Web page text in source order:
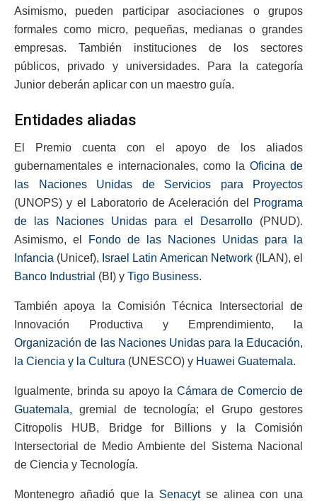
Asimismo, pueden participar asociaciones o grupos
formales como micro, pequeñas, medianas o grandes
empresas. También instituciones de los sectores
públicos, privado y universidades. Para la categoría
Junior deberán aplicar con un maestro guía.
Entidades aliadas
El Premio cuenta con el apoyo de los aliados
gubernamentales e internacionales, como la Oficina de
las Naciones Unidas de Servicios para Proyectos
(UNOPS) y el Laboratorio de Aceleración del
Programa
de las Naciones Unidas para el Desarrollo (PNUD).
Asimismo, el
Fondo de las Naciones Unidas para la
Infancia (Unicef), Israel Latin American Network(ILAN), el
Banco Industrial (BI) y Tigo Business.
También apoya la Comisión Técnica Intersectorial de
Innovación Productiva y Emprendimiento, la
Organización de las Naciones Unidas para la Educación,
la Ciencia y la Cultura (UNESCO) y Huawei Guatemala.
Igualmente, brinda su apoyo la Cámara de Comercio de
Guatemala, gremial de tecnología; el Grupo gestores
Citropolis HUB, Bridge for Billions y la Comisión
Intersectorial de Medio Ambiente del Sistema Nacional
de Ciencia y Tecnología.
Montenegro añadió que la Senacytse alinea con una